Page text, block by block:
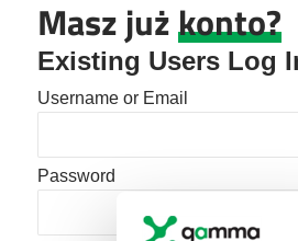
Masz jużkonto?
Existing Users Log
Username or Email
Password